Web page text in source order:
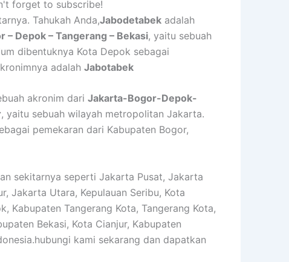
forget to subscribe!
Tahukah Anda,Jabodetabek adalah
– Depok – Tangerang – Bekasi, yaitu sebuah
dibentuknya Kota Depok sebagai
adalah Jabotabek
akronim dari Jakarta-Bogor-Depok-
, yaitu sebuah wilayah metropolitan Jakarta.
pemekaran dari Kabupaten Bogor,
sekitarnya seperti Jakarta Pusat, Jakarta
Jakarta Utara, Kepulauan Seribu, Kota
Kabupaten Tangerang Kota, Tangerang Kota,
Bekasi, Kota Cianjur, Kabupaten
kami sekarang dan dapatkan